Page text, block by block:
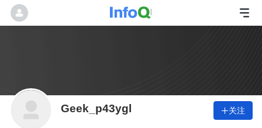
Geek_p43ygl 关注